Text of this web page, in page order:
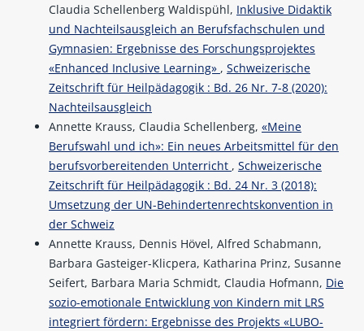
Claudia Schellenberg Waldispühl, Inklusive Didaktik
und Nachteilsausgleich an Berufsfachschulen und
Gymnasien: Ergebnisse des Forschungsprojektes
«Enhanced Inclusive Learning» , Schweizerische
Zeitschrift für Heilpädagogik : Bd. 26 Nr. 7-8 (2020):
Nachteilsausgleich
Annette Krauss, Claudia Schellenberg, «Meine
Berufswahl und ich»: Ein neues Arbeitsmittel für den
berufsvorbereitenden Unterricht , Schweizerische
Zeitschrift für Heilpädagogik : Bd. 24 Nr. 3 (2018):
Umsetzung der UN-Behindertenrechtskonvention in
der Schweiz
Annette Krauss, Dennis Hövel, Alfred Schabmann,
Barbara Gasteiger-Klicpera, Katharina Prinz, Susanne
Seifert, Barbara Maria Schmidt, Claudia Hofmann, Die
sozio-emotionale Entwicklung von Kindern mit LRS
integriert fördern: Ergebnisse des Projekts «LUBO-